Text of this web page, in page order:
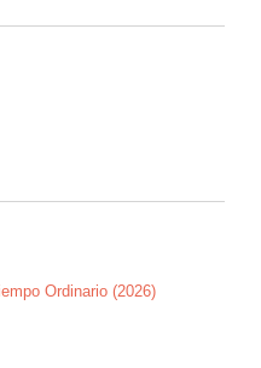
Ordinario (2026)